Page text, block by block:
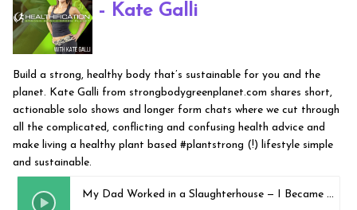
- Kate Galli
Build a strong, healthy body that’s sustainable for you and the
planet. Kate Galli from strongbodygreenplanet.com shares short,
actionable solo shows and longer form chats where we cut through
all the complicated, conflicting and confusing health advice and
make living a healthy plant based #plantstrong (!) lifestyle simple
and sustainable.
My Dad Worked in a Slaughterhouse — I Became a Vegan Activist | Jack Hancock-Fairs.